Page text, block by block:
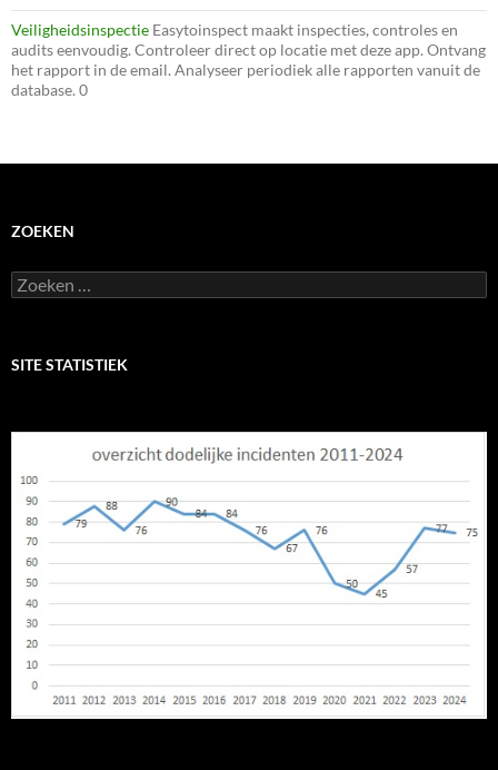
Veiligheidsinspectie Easytoinspect maakt inspecties, controles en
audits eenvoudig. Controleer direct op locatie met deze app. Ontvang
het rapport in de email. Analyseer periodiek alle rapporten vanuit de
database. 0
ZOEKEN
Zoeken
naar:
SITE STATISTIEK